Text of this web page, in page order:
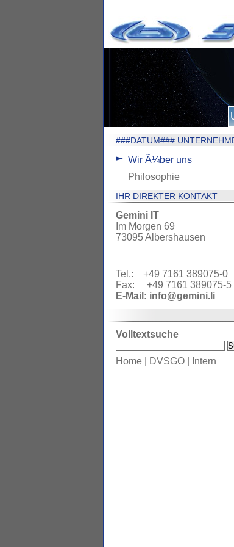
###DATUM###
Wir Ã¼ber uns
Philosophie
IHR DIREKTER KONTAKT
Gemini IT
Im Morgen 69
73095 Albershausen
Tel.: +49 7161 389075-0
Fax: +49 7161 389075-5
E-Mail: info@gemini.li
Volltextsuche
Home DVSGO Intern